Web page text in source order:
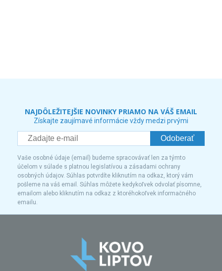
NAJDÔLEŽITEJŠIE NOVINKY PRIAMO NA VÁŠ EMAIL
Získajte zaujímavé informácie vždy medzi prvými
Odoberať
Vaše osobné údaje (email) budeme spracovávať len za týmto
účelom v súlade s platnou legislatívou a zásadami ochrany
osobných údajov. Súhlas potvrdíte kliknutím na odkaz, ktorý vám
pošleme na váš email. Súhlas môžete kedykoľvek odvolať písomne,
emailom alebo kliknutím na odkaz z ktoréhokoľvek informačného
emailu.